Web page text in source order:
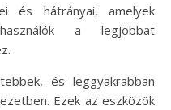
és hátrányai, amelyek
a legjobbat
és leggyakrabban
Ezek az eszközök